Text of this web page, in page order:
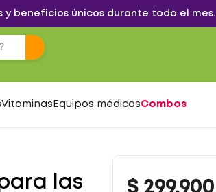
y beneficios únicos durante todo el mes.
Vitaminas Equipos médicosCombos
las
$ 299.900